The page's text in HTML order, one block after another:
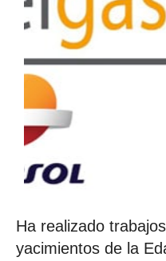
Ha realizado
yacimientos de la